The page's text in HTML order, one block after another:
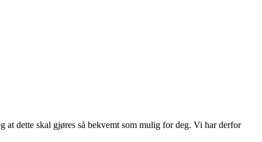
dette skal gjøres så bekvemt som mulig for deg. Vi har derfor